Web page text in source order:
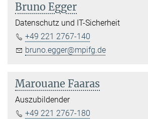
Bruno Egger
Datenschutz und IT-Sicherheit
+49 221 2767-140
bruno.egger@mpifg.de
Marouane Faaras
Auszubildender
+49 221 2767-180